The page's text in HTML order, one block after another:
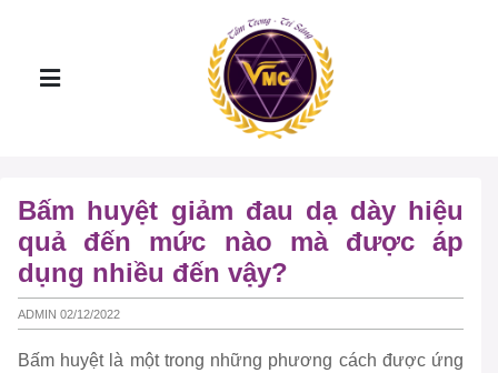
Bấm huyệt giảm đau dạ dày hiệu
quả đến mức nào mà được áp
dụng nhiều đến vậy?
ADMIN 02/12/2022
Bấm huyệt là một trong những phương cách được ứng